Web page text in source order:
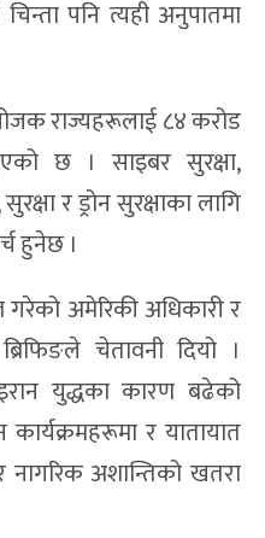
पनि त्यही अनुपातमा
राज्यहरूलाई ८४ करोड
छ । साइबर सुरक्षा,
र ड्रोन सुरक्षाका लागि
हुनेछ ।
गरेको अमेरिकी अधिकारी र
चेतावनी दियो ।
युद्धका कारण बढेको
र यातायात
नागरिक अशान्तिको खतरा